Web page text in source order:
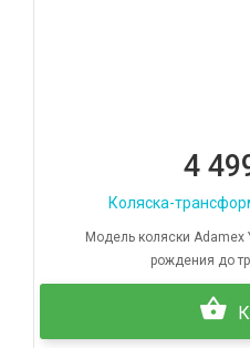
4
Коляска-
Модель коляски Adamex
рождения до